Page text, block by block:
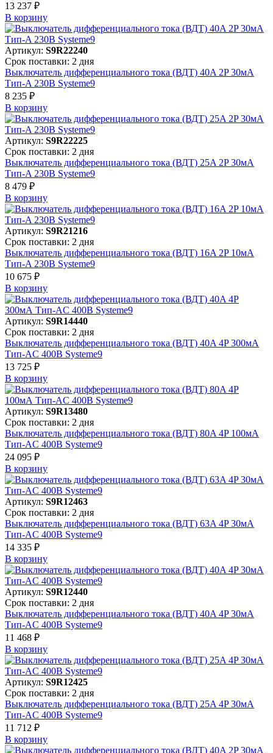
13 237 ₽
В корзинy
Артикул: S9R22240
Срок поставки: 2 дня
Выключатель дифференциального тока (ВДТ) 40A 2P 30мА
Тип-A 230В Systeme9
8 235 ₽
В корзинy
Артикул: S9R22225
Срок поставки: 2 дня
Выключатель дифференциального тока (ВДТ) 25A 2P 30мА
Тип-A 230В Systeme9
8 479 ₽
В корзинy
Артикул: S9R21216
Срок поставки: 2 дня
Выключатель дифференциального тока (ВДТ) 16A 2P 10мА
Тип-A 230В Systeme9
10 675 ₽
В корзинy
Артикул: S9R14440
Срок поставки: 2 дня
Выключатель дифференциального тока (ВДТ) 40A 4P 300мА
Тип-AC 400В Systeme9
13 725 ₽
В корзинy
Артикул: S9R13480
Срок поставки: 2 дня
Выключатель дифференциального тока (ВДТ) 80A 4P 100мА
Тип-AC 400В Systeme9
24 095 ₽
В корзинy
Артикул: S9R12463
Срок поставки: 2 дня
Выключатель дифференциального тока (ВДТ) 63A 4P 30мА
Тип-AC 400В Systeme9
14 335 ₽
В корзинy
Артикул: S9R12440
Срок поставки: 2 дня
Выключатель дифференциального тока (ВДТ) 40A 4P 30мА
Тип-AC 400В Systeme9
11 468 ₽
В корзинy
Артикул: S9R12425
Срок поставки: 2 дня
Выключатель дифференциального тока (ВДТ) 25A 4P 30мА
Тип-AC 400В Systeme9
11 712 ₽
В корзинy